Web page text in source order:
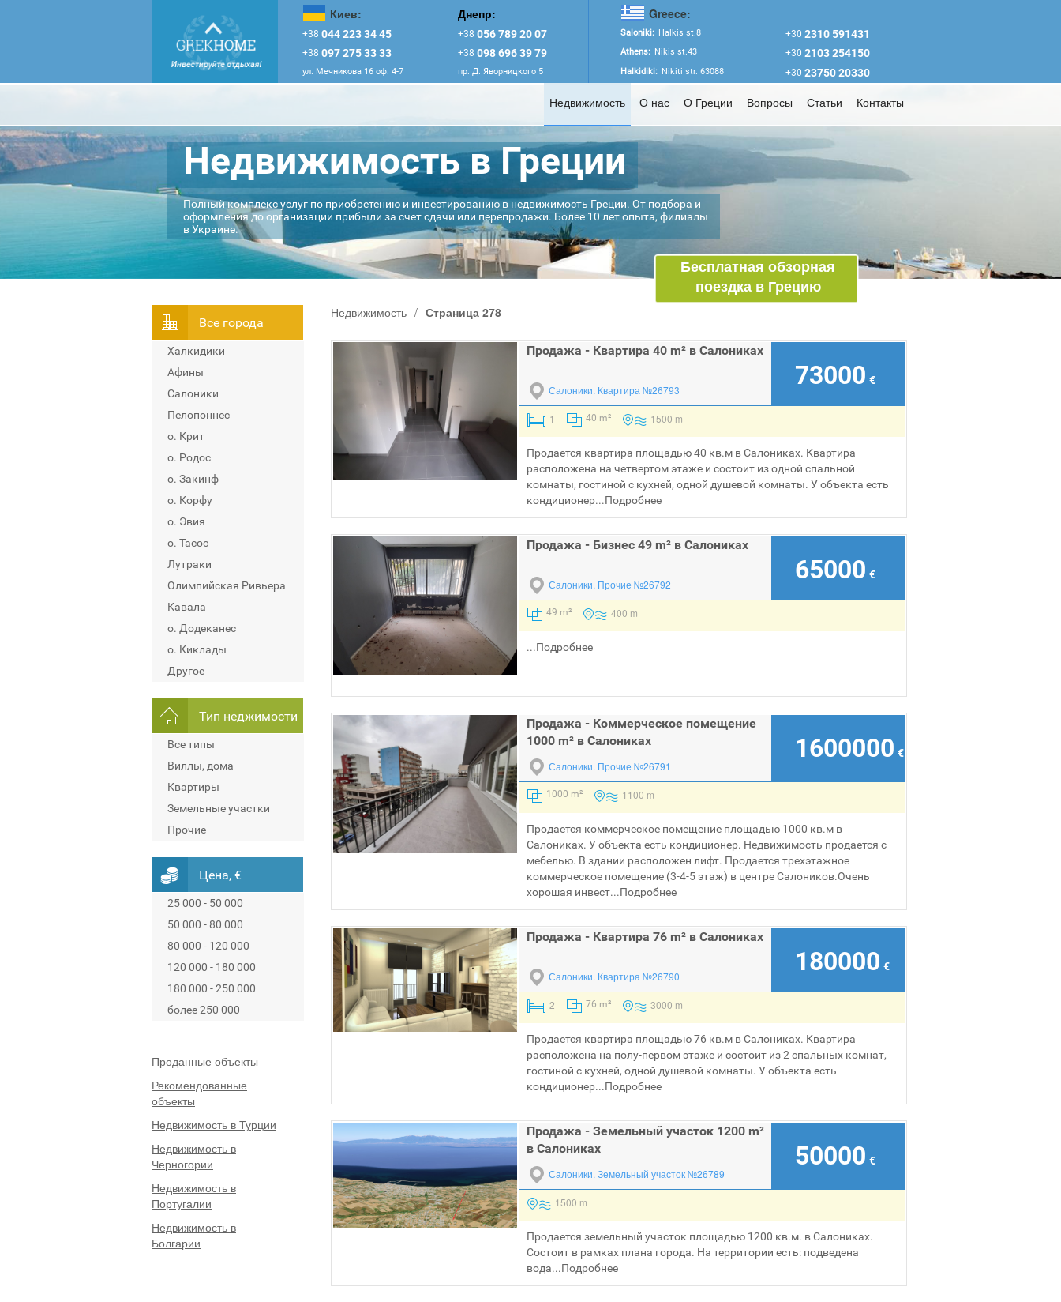
Киев: Днепр: Greece:
+38 044 223 34 45 +38 056 789 20 07 Saloniki: Halkis st.8 +30 2310 591431
+38 097 275 33 33 +38 098 696 39 79 Athens: Nikis st.43 +30 2103 254150
ул. Мечникова 16 оф. 4-7 пр. Д. Яворницкого 5 Halkidiki: Nikiti str. 63088 +30 23750 20330
Недвижимость О нас О Греции Вопросы Статьи Контакты
Недвижимость в Греции
Полный комплекс услуг по приобретению и инвестированию в недвижимость Греции. От подбора и
оформления до организации прибыли за счет сдачи или перепродажи. Более 10 лет опыта, филиалы
в Украине.
Бесплатная обзорная
поездка в Грецию
Всe города
Халкидики
Афины
Салоники
Пелопоннес
о. Крит
о. Родос
о. Закинф
о. Корфу
о. Эвия
о. Тасос
Лутраки
Олимпийская Ривьера
Кавала
о. Додеканес
о. Киклады
Другое
Тип неджимости
Все типы
Виллы, дома
Квартиры
Земельные участки
Прочие
Цена, €
25 000 - 50 000
50 000 - 80 000
80 000 - 120 000
120 000 - 180 000
180 000 - 250 000
более 250 000
Проданные объекты
Рекомендованные
объекты
Недвижимость в Турции
Недвижимость в
Черногории
Недвижимость в
Португалии
Недвижимость в
Болгарии
Недвижимость / Страница 278
Продажа - Квартира 40 m² в Салониках
73000 €
Салоники. Квартира №26793
1 40 m² 1500 m
Продается квартира площадью 40 кв.м в Салониках. Квартира
расположена на четвертом этаже и состоит из одной спальной
комнаты, гостиной с кухней, одной душевой комнаты. У объекта есть
кондиционер...Подробнее
Продажа - Бизнес 49 m² в Салониках
65000 €
Салоники. Прочие №26792
49 m² 400 m
...Подробнее
Продажа - Коммерческое помещение
1000 m² в Салониках
1600000 €
Салоники. Прочие №26791
1000 m² 1100 m
Продается коммерческое помещение площадью 1000 кв.м в
Салониках. У объекта есть кондиционер. Недвижимость продается с
мебелью. В здании расположен лифт. Продается трехэтажное
коммерческое помещение (3-4-5 этаж) в центре Салоников.Очень
хорошая инвест...Подробнее
Продажа - Квартира 76 m² в Салониках
180000 €
Салоники. Квартира №26790
2 76 m² 3000 m
Продается квартира площадью 76 кв.м в Салониках. Квартира
расположена на полу-первом этаже и состоит из 2 спальных комнат,
гостиной с кухней, одной душевой комнаты. У объекта есть
кондиционер...Подробнее
Продажа - Земельный участок 1200 m²
в Салониках
50000 €
Салоники. Земельный участок №26789
1500 m
Продается земельный участок площадью 1200 кв.м. в Салониках.
Состоит в рамках плана города. На территории есть: подведена
вода...Подробнее